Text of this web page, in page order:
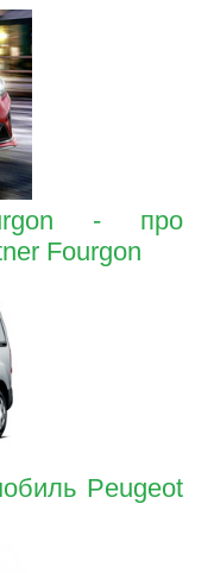
- про
Fourgon
Peugeot